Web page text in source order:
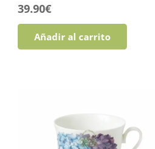
39.90€
Añadir al carrito